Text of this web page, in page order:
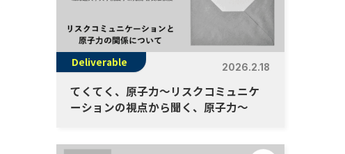
Deliverable 2026.2.18
てくてく、原子力～リスクコミュニケ
ーションの視点から聞く、原子力～